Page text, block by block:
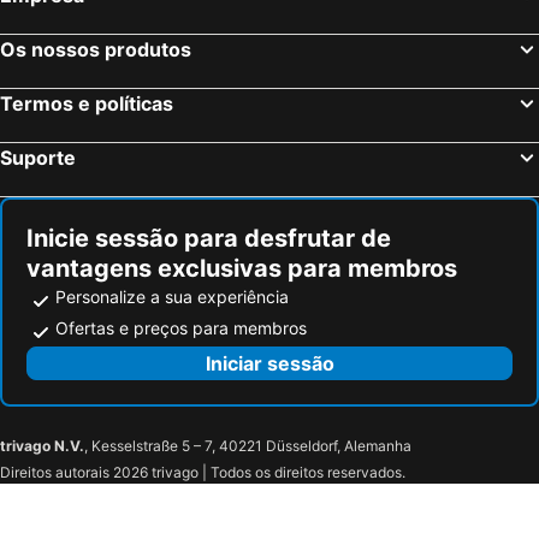
Scionzier, bed and breakfasts Villy-le-Bouveret, bed and breakfasts
La Côte-d'Aime, bed and breakfasts
Tournon, bed and breakfasts
Neydens, bed and breakfasts
Brénod, bed and breakfasts
Os nossos produtos
Termos e políticas
Suporte
Inicie sessão para desfrutar de
vantagens exclusivas para membros
Personalize a sua experiência
Ofertas e preços para membros
Iniciar sessão
trivago N.V., Kesselstraße 5 – 7, 40221 Düsseldorf, Alemanha
Direitos autorais 2026 trivago | Todos os direitos reservados.